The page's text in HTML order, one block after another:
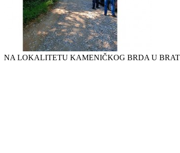
NA LOKALITETU KAMENIČKOG BRDA U